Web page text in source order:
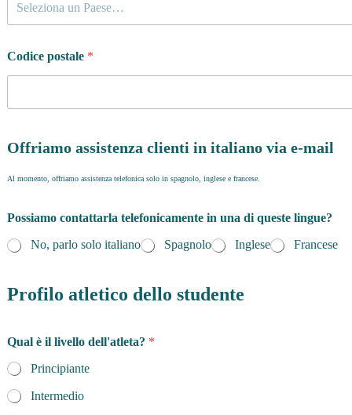
Seleziona un Paese…
Codice postale *
Offriamo assistenza clienti in italiano via e-mail
Al momento, offriamo assistenza telefonica solo in spagnolo, inglese e francese.
Possiamo contattarla telefonicamente in una di queste lingue?
No, parlo solo italiano
Spagnolo Inglese Francese
Profilo atletico dello studente
Qual è il livello dell'atleta? *
Principiante
Intermedio